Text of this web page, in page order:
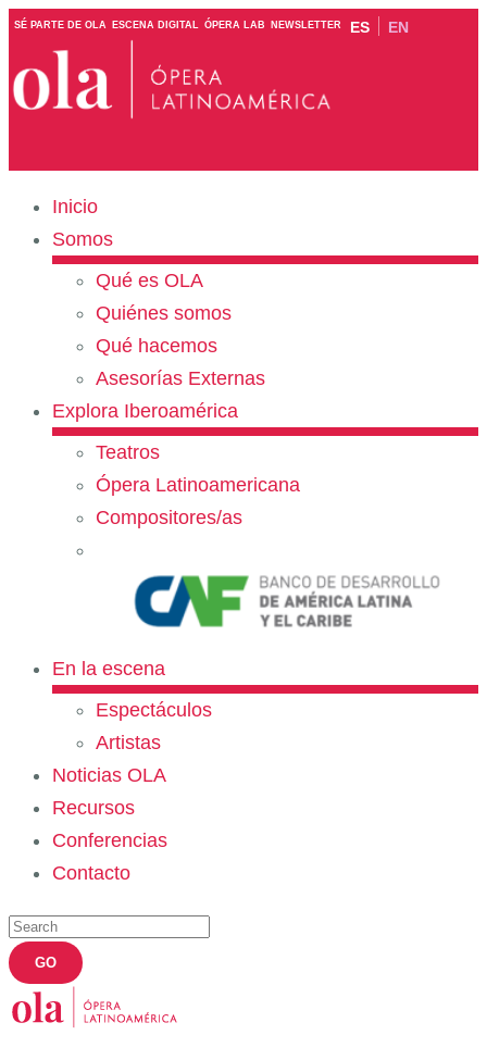
SÉ PARTE DE OLA ESCENA DIGITAL ÓPERA LAB NEWSLETTER ES EN
Inicio
Somos
Qué es OLA
Quiénes somos
Qué hacemos
Asesorías Externas
Explora Iberoamérica
Teatros
Ópera Latinoamericana
Compositores/as
En la escena
Espectáculos
Artistas
Noticias OLA
Recursos
Conferencias
Contacto